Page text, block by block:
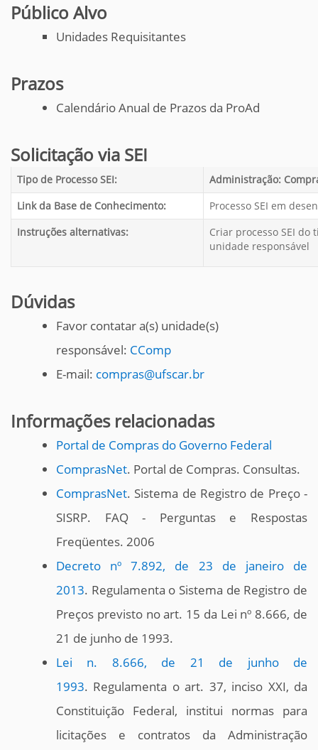
Público Alvo
Unidades Requisitantes
Prazos
Calendário Anual de Prazos da ProAd
Solicitação via SEI
Tipo de Processo SEI:
Administração:
Link da Base de Conhecimento:
Processo SEI em
Instruções alternativas:
Criar processo SEI
unidade responsável
Dúvidas
Favor contatar a(s) unidade(s)
responsável: CComp
E-mail: compras@ufscar.br
Informações relacionadas
Portal de Compras do Governo Federal
ComprasNet. Portal de Compras. Consultas.
ComprasNet. Sistema de Registro de Preço -
SISRP. FAQ - Perguntas e Respostas
Freqüentes. 2006
Decreto nº 7.892, de 23 de janeiro de
2013. Regulamenta o Sistema de Registro de
Preços previsto no art. 15 da Lei nº 8.666, de
21 de junho de 1993.
Lei n. 8.666, de 21 de junho de
1993. Regulamenta o art. 37, inciso XXI, da
Constituição Federal, institui normas para
licitações e contratos da Administração